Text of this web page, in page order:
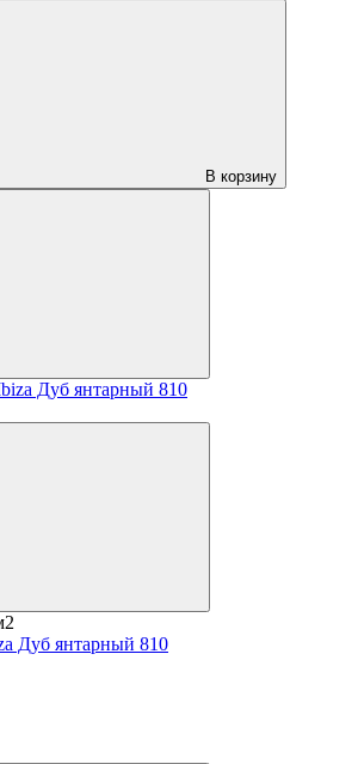
В корзину
Дуб янтарный 810